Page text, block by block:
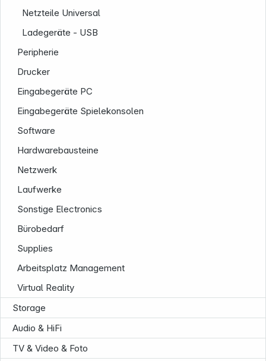
Netzteile Universal
Ladegeräte - USB
Peripherie
Drucker
Eingabegeräte PC
Eingabegeräte Spielekonsolen
Software
Hardwarebausteine
Netzwerk
Laufwerke
Sonstige Electronics
Bürobedarf
Supplies
Arbeitsplatz Management
Virtual Reality
Storage
Audio & HiFi
TV & Video & Foto